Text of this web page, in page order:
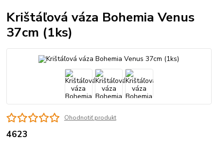
Krištáľová váza Bohemia Venus
37cm (1ks)
Ohodnotiť produkt
4623